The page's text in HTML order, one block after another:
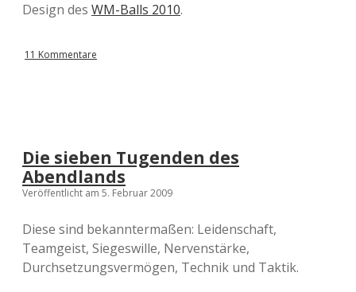
Design des WM-Balls 2010.
11 Kommentare
Die sieben Tugenden des
Abendlands
Veröffentlicht am 5. Februar 2009
Diese sind bekanntermaßen: Leidenschaft,
Teamgeist, Siegeswille, Nervenstärke,
Durchsetzungsvermögen, Technik und Taktik.